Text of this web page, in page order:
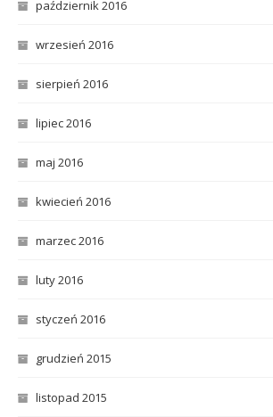
październik 2016
wrzesień 2016
sierpień 2016
lipiec 2016
maj 2016
kwiecień 2016
marzec 2016
luty 2016
styczeń 2016
grudzień 2015
listopad 2015